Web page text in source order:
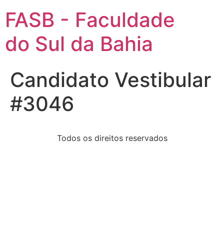
FASB - Faculdade
do Sul da Bahia
Candidato Vestibular
#3046
Todos os direitos reservados